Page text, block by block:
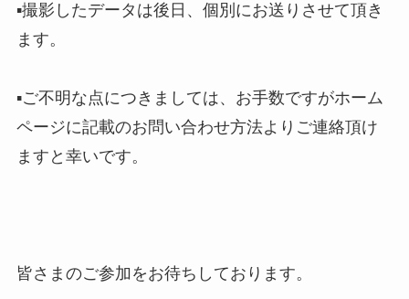
▪︎撮影したデータは後日、個別にお送りさせて頂き
ます。
▪︎ご不明な点につきましては、お手数ですがホーム
ページに記載のお問い合わせ方法よりご連絡頂け
ますと幸いです。
皆さまのご参加をお待ちしております。